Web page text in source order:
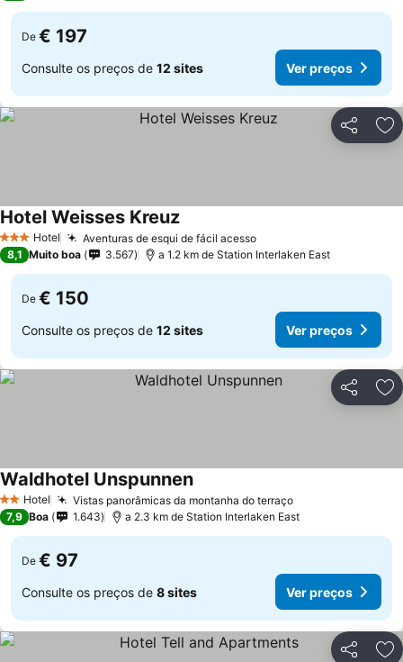
De € 197
Consulte os preços de 12 sites Ver preços
Partilhar
3 EstrelasHotel Aventuras de esqui de fácil acesso
Hotel Weisses Kreuz
8,1 Muito boa 3.567 a 1.2 km de Station Interlaken East
De € 150
Consulte os preços de 12 sites Ver preços
Partilhar
2 Estrelas
Hotel Vistas panorâmicas da montanha do terraço
Waldhotel Unspunnen
7,9 Boa 1.643 a 2.3 km de Station Interlaken East
De € 97
Consulte os preços de 8 sites Ver preços
Partilhar